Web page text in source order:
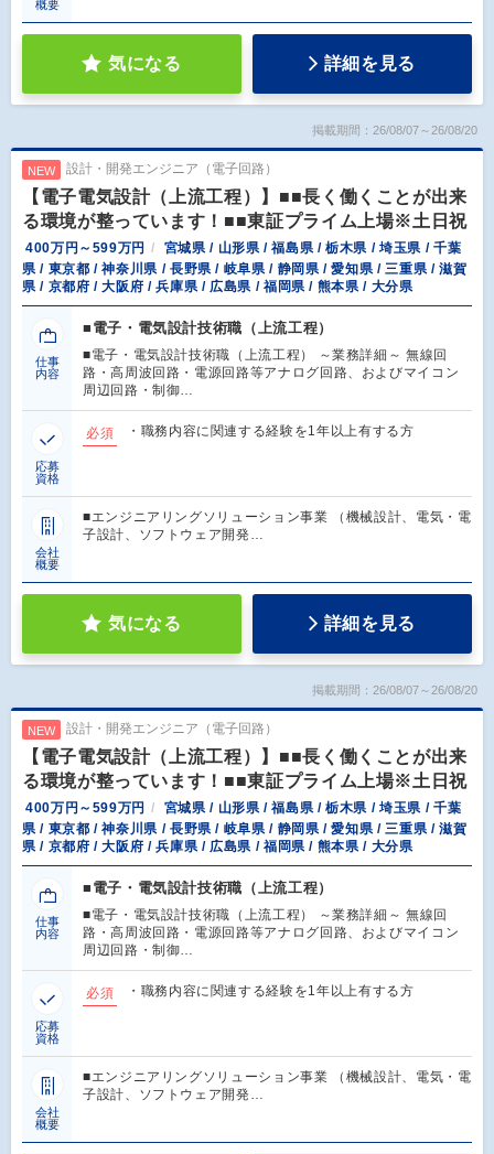
概要
気になる 詳細を見る
掲載期間：26/08/07～26/08/20
NEW 設計・開発エンジニア（電子回路）
【電子電気設計（上流工程）】■■長く働くことが出来
る環境が整っています！■■東証プライム上場※土日祝
400万円～599万円
宮城県 / 山形県 / 福島県 / 栃木県 / 埼玉県 / 千葉
県 / 東京都 / 神奈川県 / 長野県 / 岐阜県 / 静岡県 / 愛知県 / 三重県 / 滋賀
県 / 京都府 / 大阪府 / 兵庫県 / 広島県 / 福岡県 / 熊本県 / 大分県
仕事
内容
■電子・電気設計技術職（上流工程）
■電子・電気設計技術職（上流工程） ～業務詳細～ 無線回
路・高周波回路・電源回路等アナログ回路、およびマイコン
周辺回路・制御…
応募
資格
必須 ・職務内容に関連する経験を1年以上有する方
会社
概要
■エンジニアリングソリューション事業 （機械設計、電気・電
子設計、ソフトウェア開発…
気になる 詳細を見る
掲載期間：26/08/07～26/08/20
NEW 設計・開発エンジニア（電子回路）
【電子電気設計（上流工程）】■■長く働くことが出来
る環境が整っています！■■東証プライム上場※土日祝
400万円～599万円
宮城県 / 山形県 / 福島県 / 栃木県 / 埼玉県 / 千葉
県 / 東京都 / 神奈川県 / 長野県 / 岐阜県 / 静岡県 / 愛知県 / 三重県 / 滋賀
県 / 京都府 / 大阪府 / 兵庫県 / 広島県 / 福岡県 / 熊本県 / 大分県
仕事
内容
■電子・電気設計技術職（上流工程）
■電子・電気設計技術職（上流工程） ～業務詳細～ 無線回
路・高周波回路・電源回路等アナログ回路、およびマイコン
周辺回路・制御…
応募
資格
必須 ・職務内容に関連する経験を1年以上有する方
会社
概要
■エンジニアリングソリューション事業 （機械設計、電気・電
子設計、ソフトウェア開発…